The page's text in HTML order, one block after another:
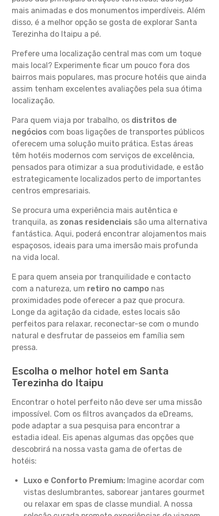
mais animadas e dos monumentos imperdíveis. Além
disso, é a melhor opção se gosta de explorar Santa
Terezinha do Itaipu a pé.
Prefere uma localização central mas com um toque
mais local? Experimente ficar um pouco fora dos
bairros mais populares, mas procure hotéis que ainda
assim tenham excelentes avaliações pela sua ótima
localização.
Para quem viaja por trabalho, os distritos de
negócios com boas ligações de transportes públicos
oferecem uma solução muito prática. Estas áreas
têm hotéis modernos com serviços de excelência,
pensados para otimizar a sua produtividade, e estão
estrategicamente localizados perto de importantes
centros empresariais.
Se procura uma experiência mais autêntica e
tranquila, as zonas residenciais são uma alternativa
fantástica. Aqui, poderá encontrar alojamentos mais
espaçosos, ideais para uma imersão mais profunda
na vida local.
E para quem anseia por tranquilidade e contacto
com a natureza, um retiro no campo nas
proximidades pode oferecer a paz que procura.
Longe da agitação da cidade, estes locais são
perfeitos para relaxar, reconectar-se com o mundo
natural e desfrutar de passeios em família sem
pressa.
Escolha o melhor hotel em Santa
Terezinha do Itaipu
Encontrar o hotel perfeito não deve ser uma missão
impossível. Com os filtros avançados da eDreams,
pode adaptar a sua pesquisa para encontrar a
estadia ideal. Eis apenas algumas das opções que
descobrirá na nossa vasta gama de ofertas de
hotéis:
Luxo e Conforto Premium: Imagine acordar com
vistas deslumbrantes, saborear jantares gourmet
ou relaxar em spas de classe mundial. A nossa